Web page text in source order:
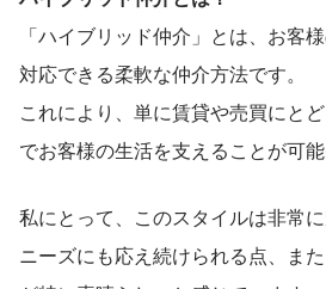
「ハイブリッド仲介」とは、お客
対応できる柔軟な仲介方法です。
これにより、単に賃貸や売買にと
でお客様の生活を支えることが可能
私にとって、このスタイルは非常
ニーズにも応え続けられる点、ま